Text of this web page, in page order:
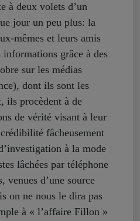
à deux volets d’un
jour un peu plus: la
mêmes et leurs amis
grâce à des
sur les médias
dont ils sont les
ils procèdent à de
de vérité visant à leur
fâcheusement
à la mode
lâchées par téléphone
venues d’une source
on ne nous le dira pas
à « l’affaire Fillon »